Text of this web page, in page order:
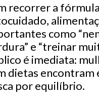
recorrer a
como
e “treinar
é imediata:
dietas encontram
por equilíbrio.